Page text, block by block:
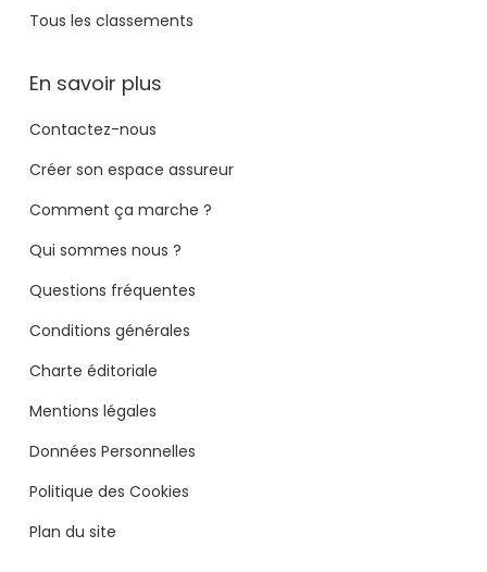
Tous les classements
En savoir plus
Contactez-nous
Créer son espace assureur
Comment ça marche ?
Qui sommes nous ?
Questions fréquentes
Conditions générales
Charte éditoriale
Mentions légales
Données Personnelles
Politique des Cookies
Plan du site